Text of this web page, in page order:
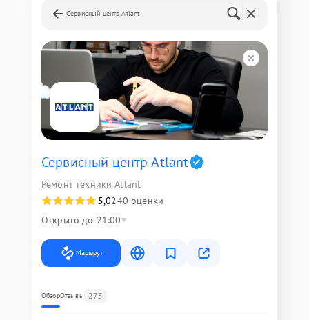
Сервисный центр Atlant
Сервисный центр Atlant
Ремонт техники Atlant
5,0240 оценки
Открыто до 21:00
Маршрут
ОбзорОтзывы 275